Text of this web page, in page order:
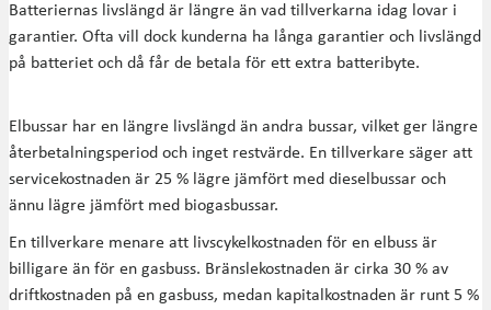
Batteriernas livslängd är längre än vad tillverkarna idag lovar i
garantier. Ofta vill dock kunderna ha långa garantier och livslängd
på batteriet och då får de betala för ett extra batteribyte.
Elbussar har en längre livslängd än andra bussar, vilket ger längre
återbetalningsperiod och inget restvärde. En tillverkare säger att
servicekostnaden är 25 % lägre jämfört med dieselbussar och
ännu lägre jämfört med biogasbussar.
En tillverkare menare att livscykelkostnaden för en elbuss är
billigare än för en gasbuss. Bränslekostnaden är cirka 30 % av
driftkostnaden på en gasbuss, medan kapitalkostnaden är runt 5 %